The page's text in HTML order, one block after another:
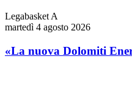
Legabasket A
martedì 4 agosto 2026
«La nuova Dolomiti